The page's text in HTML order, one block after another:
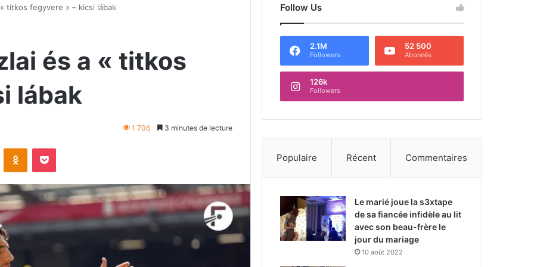
titkos fegyvere » – kicsi lábak
és a « titkos
lábak
1 706 3 minutes de lecture
Odnoklassniki
Pocket
Follow Us
2.1M
Followers
52 500
Abonnés
126k
Followers
Populaire Récent Commentaires
Le marié joue la s3xtape
de sa fiancée infidèle au lit
avec son beau-frère le
jour du mariage
10 août 2022